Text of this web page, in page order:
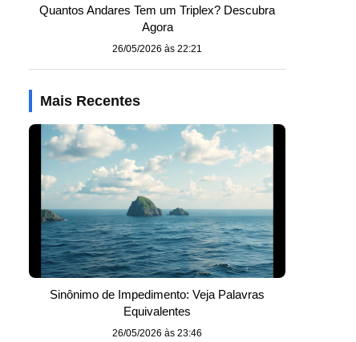
Quantos Andares Tem um Triplex? Descubra
Agora
26/05/2026 às 22:21
Mais Recentes
Sinônimo de Impedimento: Veja Palavras
Equivalentes
26/05/2026 às 23:46